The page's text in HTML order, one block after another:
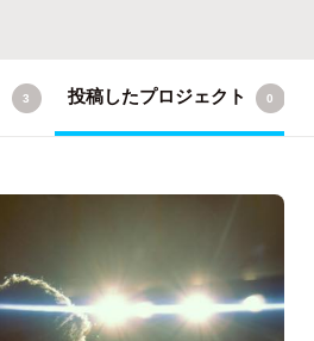
3 投稿したプロジェクト 0